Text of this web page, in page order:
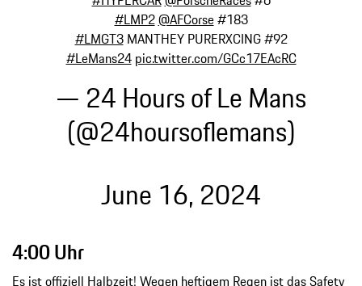
#LMP2@AFCorse#183
#LMGT3MANTHEY PURERXCING #92
#LeMans24 pic.twitter.com/GCc17EAcRC
— 24 Hours of Le Mans
(@24hoursoflemans)
June 16, 2024
4:00 Uhr
Es ist offiziell Halbzeit! Wegen heftigem Regen ist das Safety